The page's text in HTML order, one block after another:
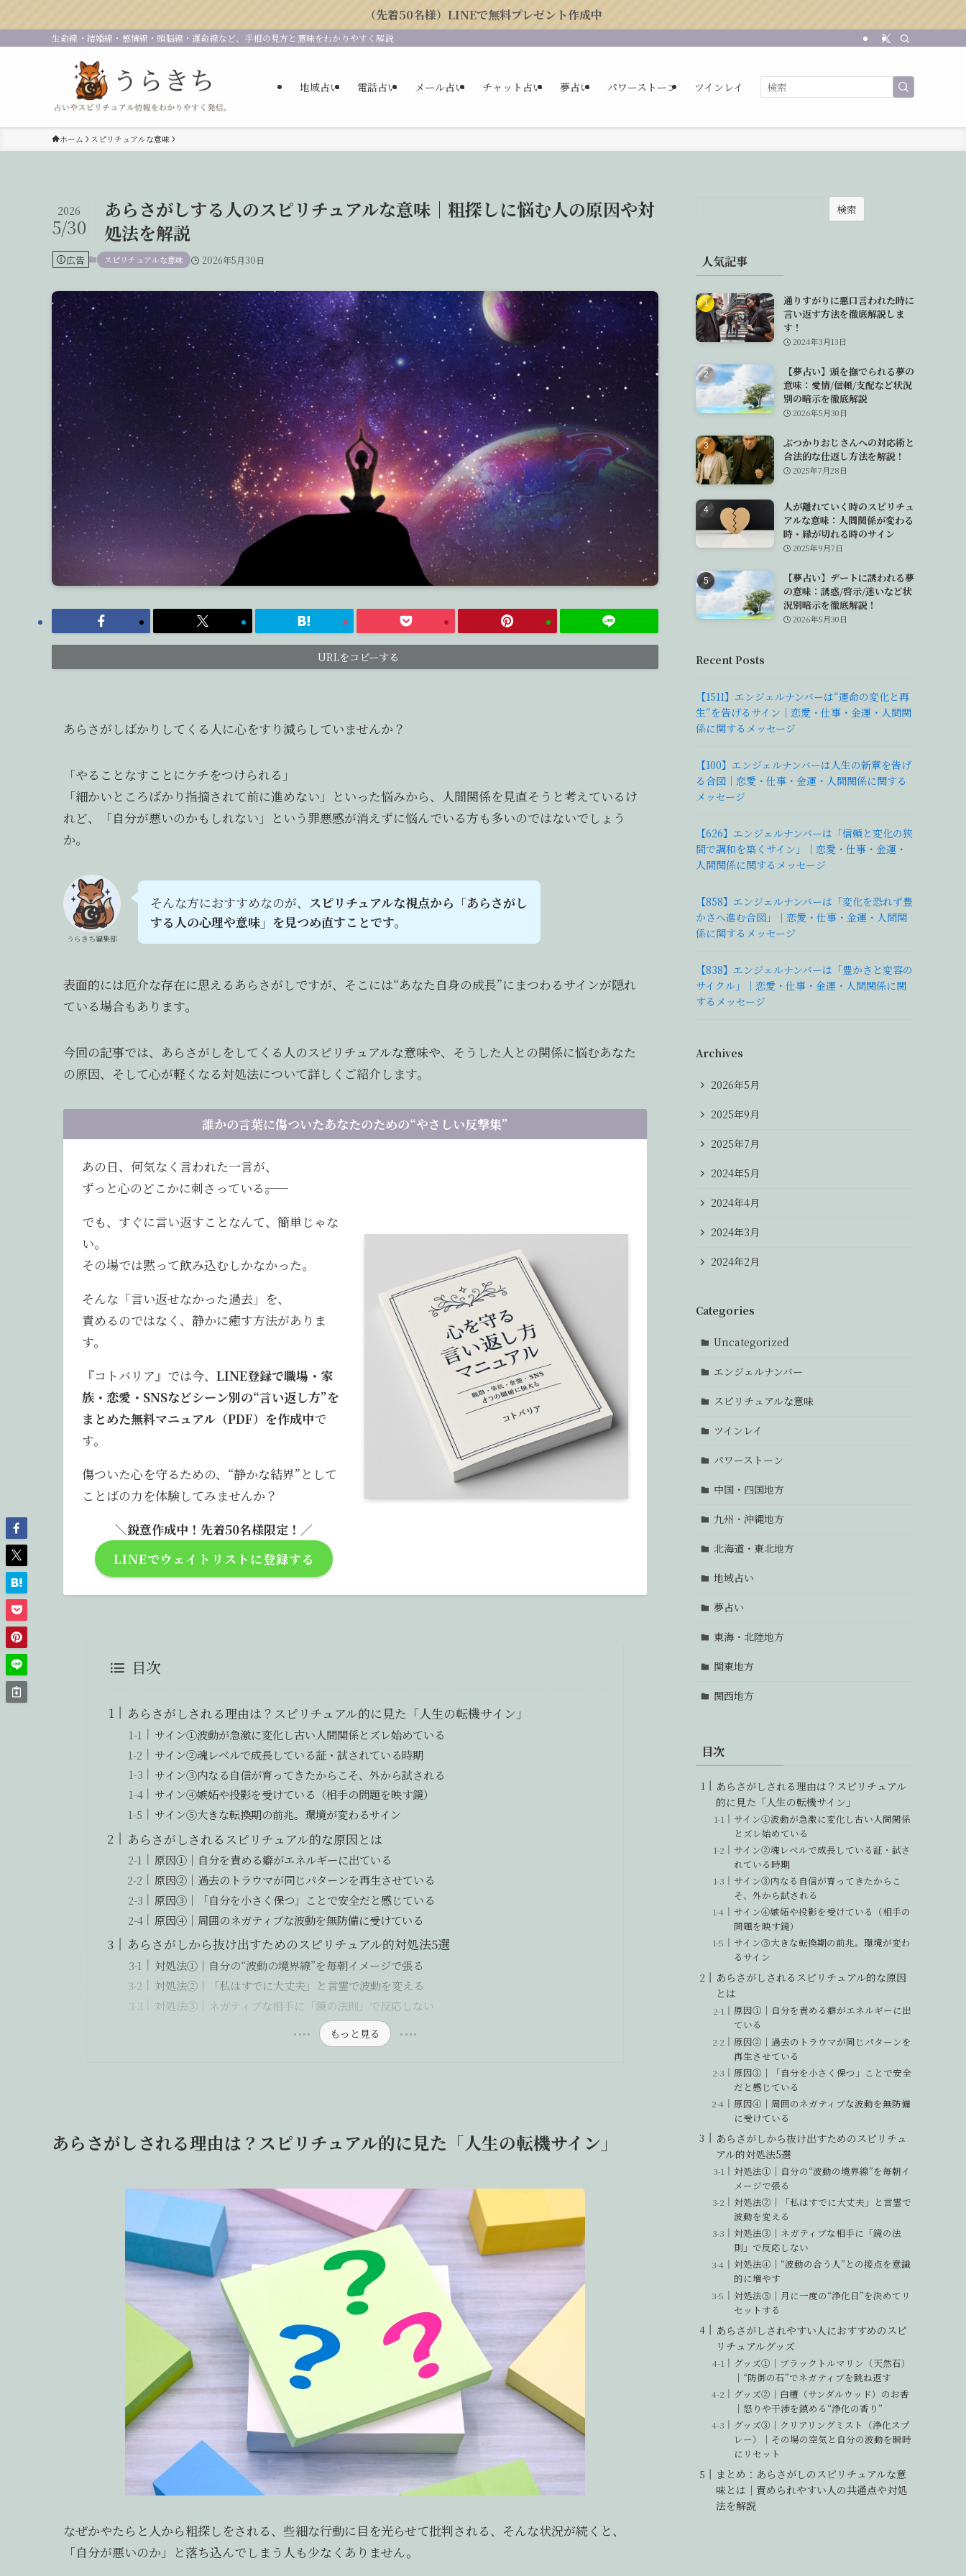
（先着50名様）LINEで無料プレゼント作成中
生命線・結婚線・感情線・頭脳線・運命線など、手相の見方と意味をわかりやすく解説
地域占い 電話占い メール占い チャット占い 夢占い パワーストーン ツインレイ
ホーム スピリチュアルな意味
あらさがしする人のスピリチュアルな意味｜粗探しに悩む人の原因や対
処法を解説
2026
5/30
広告 スピリチュアルな意味 2026年5月30日
URLをコピーする
あらさがしばかりしてくる人に心をすり減らしていませんか？
「やることなすことにケチをつけられる」
「細かいところばかり指摘されて前に進めない」といった悩みから、人間関係を見直そうと考えているけ
れど、「自分が悪いのかもしれない」という罪悪感が消えずに悩んでいる方も多いのではないでしょう
か。
うらきち編集部
そんな方におすすめなのが、 スピリチュアルな視点から「あらさがし
する人の心理や意味」を見つめ直すことです。
表面的には厄介な存在に思えるあらさがしですが、そこには“あなた自身の成長”にまつわるサインが隠れ
ている場合もあります。
今回の記事では、あらさがしをしてくる人のスピリチュアルな意味や、そうした人との関係に悩むあなた
の原因、そして心が軽くなる対処法について詳しくご紹介します。
誰かの言葉に傷ついたあなたのための“やさしい反撃集”
あの日、何気なく言われた一言が、
ずっと心のどこかに刺さっている――。
でも、すぐに言い返すことなんて、簡単じゃな
い。
その場では黙って飲み込むしかなかった。
そんな「言い返せなかった過去」を、
責めるのではなく、静かに癒す方法がありま
す。
『コトバリア』では今、 LINE登録で職場・家
族・恋愛・SNSなどシーン別の“言い返し方”を
まとめた無料マニュアル（PDF）を作成中で
す。
傷ついた心を守るための、“静かな結界”として
ことばの力を体験してみませんか？
＼鋭意作成中！先着50名様限定！／
LINEでウェイトリストに登録する
目次
あらさがしされる理由は？スピリチュアル的に見た「人生の転機サイン」
サイン①波動が急激に変化し古い人間関係とズレ始めている
サイン②魂レベルで成長している証・試されている時期
サイン③内なる自信が育ってきたからこそ、外から試される
サイン④嫉妬や投影を受けている（相手の問題を映す鏡）
サイン⑤大きな転換期の前兆。環境が変わるサイン
あらさがしされるスピリチュアル的な原因とは
原因①｜自分を責める癖がエネルギーに出ている
原因②｜過去のトラウマが同じパターンを再生させている
原因③｜「自分を小さく保つ」ことで安全だと感じている
原因④｜周囲のネガティブな波動を無防備に受けている
あらさがしから抜け出すためのスピリチュアル的対処法5選
対処法①｜自分の“波動の境界線”を毎朝イメージで張る
対処法②｜「私はすでに大丈夫」と言霊で波動を変える
対処法③｜ネガティブな相手に「鏡の法則」で反応しない
もっと見る
あらさがしされる理由は？スピリチュアル的に見た「人生の転機サイン」
なぜかやたらと人から粗探しをされる、些細な行動に目を光らせて批判される、そんな状況が続くと、
「自分が悪いのか」と落ち込んでしまう人も少なくありません。
検索
人気記事
通りすがりに悪口言われた時に
言い返す方法を徹底解説しま
す！
2024年3月13日
【夢占い】頭を撫でられる夢の
意味：愛情/信頼/支配など状況
別の暗示を徹底解説
2026年5月30日
ぶつかりおじさんへの対応術と
合法的な仕返し方法を解説！
2025年7月28日
人が離れていく時のスピリチュ
アルな意味：人間関係が変わる
時・縁が切れる時のサイン
2025年9月7日
【夢占い】デートに誘われる夢
の意味：誘惑/啓示/迷いなど状
況別暗示を徹底解説！
2026年5月30日
Recent Posts
【1511】エンジェルナンバーは“運命の変化と再
生”を告げるサイン｜恋愛・仕事・金運・人間関
係に関するメッセージ
【100】エンジェルナンバーは人生の新章を告げ
る合図｜恋愛・仕事・金運・人間関係に関する
メッセージ
【626】エンジェルナンバーは「信頼と変化の狭
間で調和を築くサイン」｜恋愛・仕事・金運・
人間関係に関するメッセージ
【858】エンジェルナンバーは「変化を恐れず豊
かさへ進む合図」｜恋愛・仕事・金運・人間関
係に関するメッセージ
【838】エンジェルナンバーは「豊かさと変容の
サイクル」｜恋愛・仕事・金運・人間関係に関
するメッセージ
Archives
2026年5月
2025年9月
2025年7月
2024年5月
2024年4月
2024年3月
2024年2月
Categories
Uncategorized
エンジェルナンバー
スピリチュアルな意味
ツインレイ
パワーストーン
中国・四国地方
九州・沖縄地方
北海道・東北地方
地域占い
夢占い
東海・北陸地方
関東地方
関西地方
目次
あらさがしされる理由は？スピリチュアル
的に見た「人生の転機サイン」
サイン①波動が急激に変化し古い人間関係
とズレ始めている
サイン②魂レベルで成長している証・試さ
れている時期
サイン③内なる自信が育ってきたからこ
そ、外から試される
サイン④嫉妬や投影を受けている（相手の
問題を映す鏡）
サイン⑤大きな転換期の前兆。環境が変わ
るサイン
あらさがしされるスピリチュアル的な原因
とは
原因①｜自分を責める癖がエネルギーに出
ている
原因②｜過去のトラウマが同じパターンを
再生させている
原因③｜「自分を小さく保つ」ことで安全
だと感じている
原因④｜周囲のネガティブな波動を無防備
に受けている
あらさがしから抜け出すためのスピリチュ
アル的対処法5選
対処法①｜自分の“波動の境界線”を毎朝イ
メージで張る
対処法②｜「私はすでに大丈夫」と言霊で
波動を変える
対処法③｜ネガティブな相手に「鏡の法
則」で反応しない
対処法④｜“波動の合う人”との接点を意識
的に増やす
対処法⑤｜月に一度の“浄化日”を決めてリ
セットする
あらさがしされやすい人におすすめのスピ
リチュアルグッズ
グッズ①｜ブラックトルマリン（天然石）
｜“防御の石”でネガティブを跳ね返す
グッズ②｜白檀（サンダルウッド）のお香
｜怒りや干渉を鎮める“浄化の香り”
グッズ③｜クリアリングミスト（浄化スプ
レー）｜その場の空気と自分の波動を瞬時
にリセット
まとめ：あらさがしのスピリチュアルな意
味とは｜責められやすい人の共通点や対処
法を解説